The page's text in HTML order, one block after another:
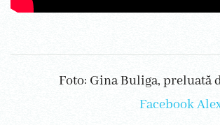
Foto: Gina Buliga, preluată
Facebook